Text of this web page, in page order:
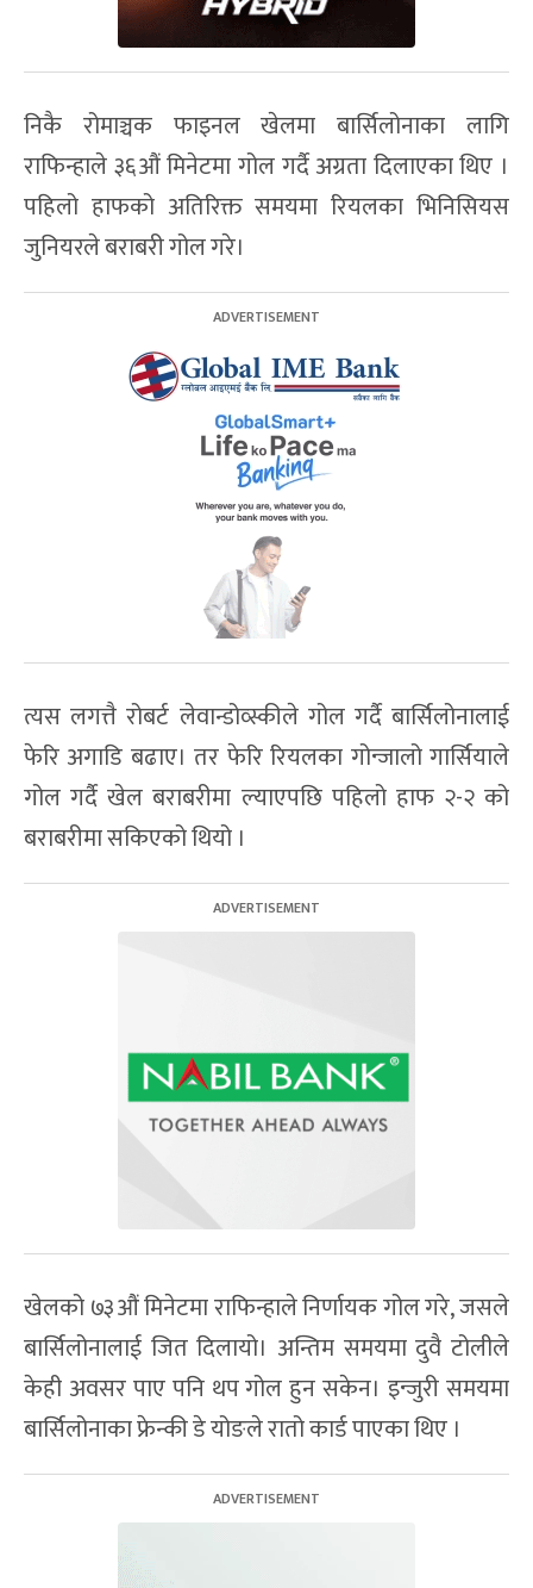
निकै रोमाञ्चक फाइनल खेलमा बार्सिलोनाका लागि
राफिन्हाले ३६औं मिनेटमा गोल गर्दै अग्रता दिलाएका थिए ।
पहिलो हाफको अतिरिक्त समयमा रियलका भिनिसियस
जुनियरले बराबरी गोल गरे।
त्यस लगत्तै रोबर्ट लेवान्डोव्स्कीले गोल गर्दै बार्सिलोनालाई
फेरि अगाडि बढाए। तर फेरि रियलका गोन्जालो गार्सियाले
गोल गर्दै खेल बराबरीमा ल्याएपछि पहिलो हाफ २-२ को
बराबरीमा सकिएको थियो ।
खेलको ७३औं मिनेटमा राफिन्हाले निर्णायक गोल गरे, जसले
बार्सिलोनालाई जित दिलायो। अन्तिम समयमा दुवै टोलीले
केही अवसर पाए पनि थप गोल हुन सकेन। इन्जुरी समयमा
बार्सिलोनाका फ्रेन्की डे योङले रातो कार्ड पाएका थिए ।